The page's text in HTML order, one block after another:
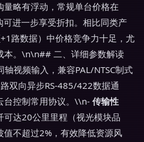
略有浮动，常规单台价格在
进一步享受折扣。相比同类产
路数据）中价格竞争力十足，尤
本。\n\n## 二、详细参数解读
轴视频输入，兼容PAL/NTSC制式
路双向异步RS-485/422数据通
台控制常用协议。\\n- 传输性
达20公里里程（视光模块品
不超过2%，有效降低资源风